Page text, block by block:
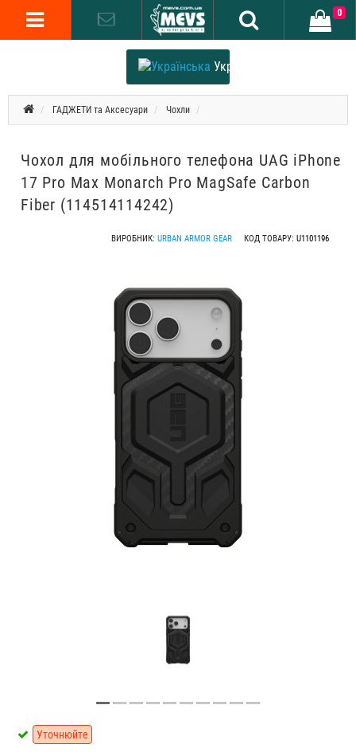
Українська
0
ГАДЖЕТИ та Аксесуари Чохли
Чохол для мобільного телефона UAG iPhone
17 Pro Max Monarch Pro MagSafe Carbon
Fiber (114514114242)
ВИРОБНИК: URBAN ARMOR GEAR КОД ТОВАРУ: U1101196
Уточнюйте